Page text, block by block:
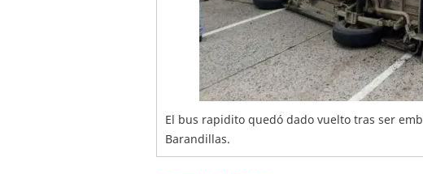
El bus rapidito quedó dado vuelto tras ser
Barandillas.